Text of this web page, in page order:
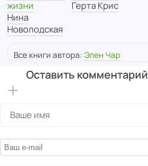
жизни
Нина
Новолодская
Герта Крис
Все книги автора: Элен Чар
Оставить комментарий